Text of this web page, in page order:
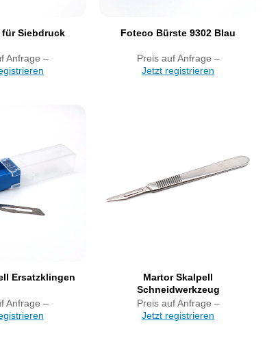
für Siebdruck
Anfrage –
Foteco Bürste 9302 Blau
Preis auf Anfrage –
Jetzt registrieren
Artikel
merken
Ersatzklingen
Anfrage –
Martor Skalpell
Schneidwerkzeug
Preis auf Anfrage –
Jetzt registrieren